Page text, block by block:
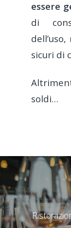
essere
di
sicuri di
soldi…